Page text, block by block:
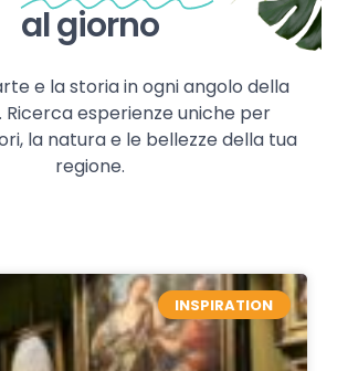
al giorno
e la storia in ogni angolo della
Ricerca esperienze uniche per
la natura e le bellezze della tua
regione.
INSPIRATION